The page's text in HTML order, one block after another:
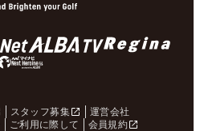
スタッフ募集
運営会社
ご利用に際して
会員規約